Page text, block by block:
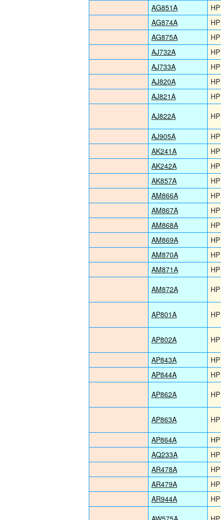
AG851A
HP
AG874A
HP
AG875A
HP
AJ732A
HP
AJ733A
HP
AJ820A
HP
AJ821A
HP
AJ822A
HP
AJ905A
HP
AK241A
HP
AK242A
HP
AK857A
HP
AM866A
HP
AM867A
HP
AM868A
HP
AM869A
HP
AM870A
HP
AM871A
HP
AM872A
HP
AP801A HP
AP802A HP
AP843A
HP
AP844A
HP
AP862A
HP
AP863A HP
AP864A
HP
AQ233A
HP
AR478A
HP
AR479A
HP
AR944A
HP